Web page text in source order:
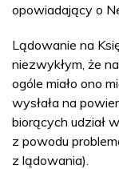
opowiadający o
Lądowanie na
niezwykłym, że
ogóle miało ono
wysłała na
biorących udział
z powodu
z lądowania).